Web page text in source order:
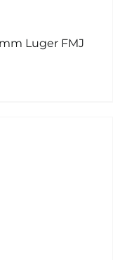
Luger FMJ